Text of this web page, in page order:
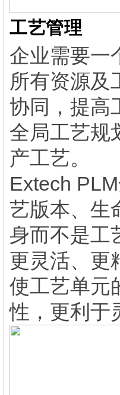
工艺管理
企业需要一
所有资源及
协同，提高
全局工艺规
产工艺。
Extech
艺版本、生
身而不是工
更灵活、更
使工艺单元
性，更利于